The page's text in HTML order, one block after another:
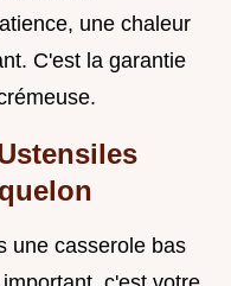
une chaleur
C'est la garantie
une casserole bas